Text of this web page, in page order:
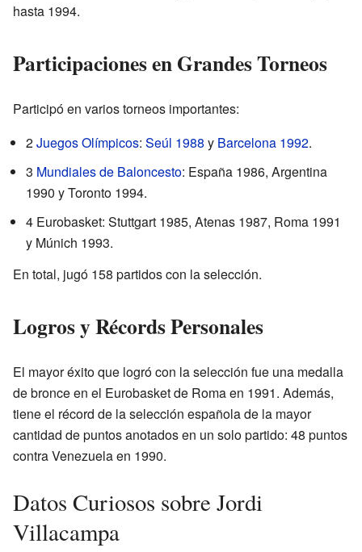
hasta 1994.
Participaciones en Grandes Torneos
Participó en varios torneos importantes:
2Juegos Olímpicos: Seúl 1988 y Barcelona 1992.
3 Mundiales de Baloncesto: España 1986, Argentina
1990 y Toronto 1994.
4 Eurobasket: Stuttgart 1985, Atenas 1987, Roma 1991
y Múnich 1993.
En total, jugó 158 partidos con la selección.
Logros y Récords Personales
El mayor éxito que logró con la selección fue una medalla
de bronce en el Eurobasket de Roma en 1991. Además,
tiene el récord de la selección española de la mayor
cantidad de puntos anotados en un solo partido: 48 puntos
contra Venezuela en 1990.
Datos Curiosos sobre Jordi
Villacampa